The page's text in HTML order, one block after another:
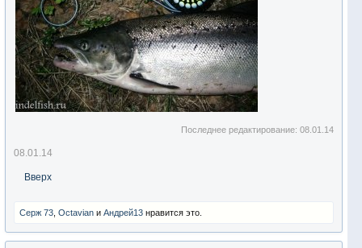
Последнее редактирование:08.01.14
08.01.14
Вверх
Серж 73 Octavian и Андрей13 нравится это.